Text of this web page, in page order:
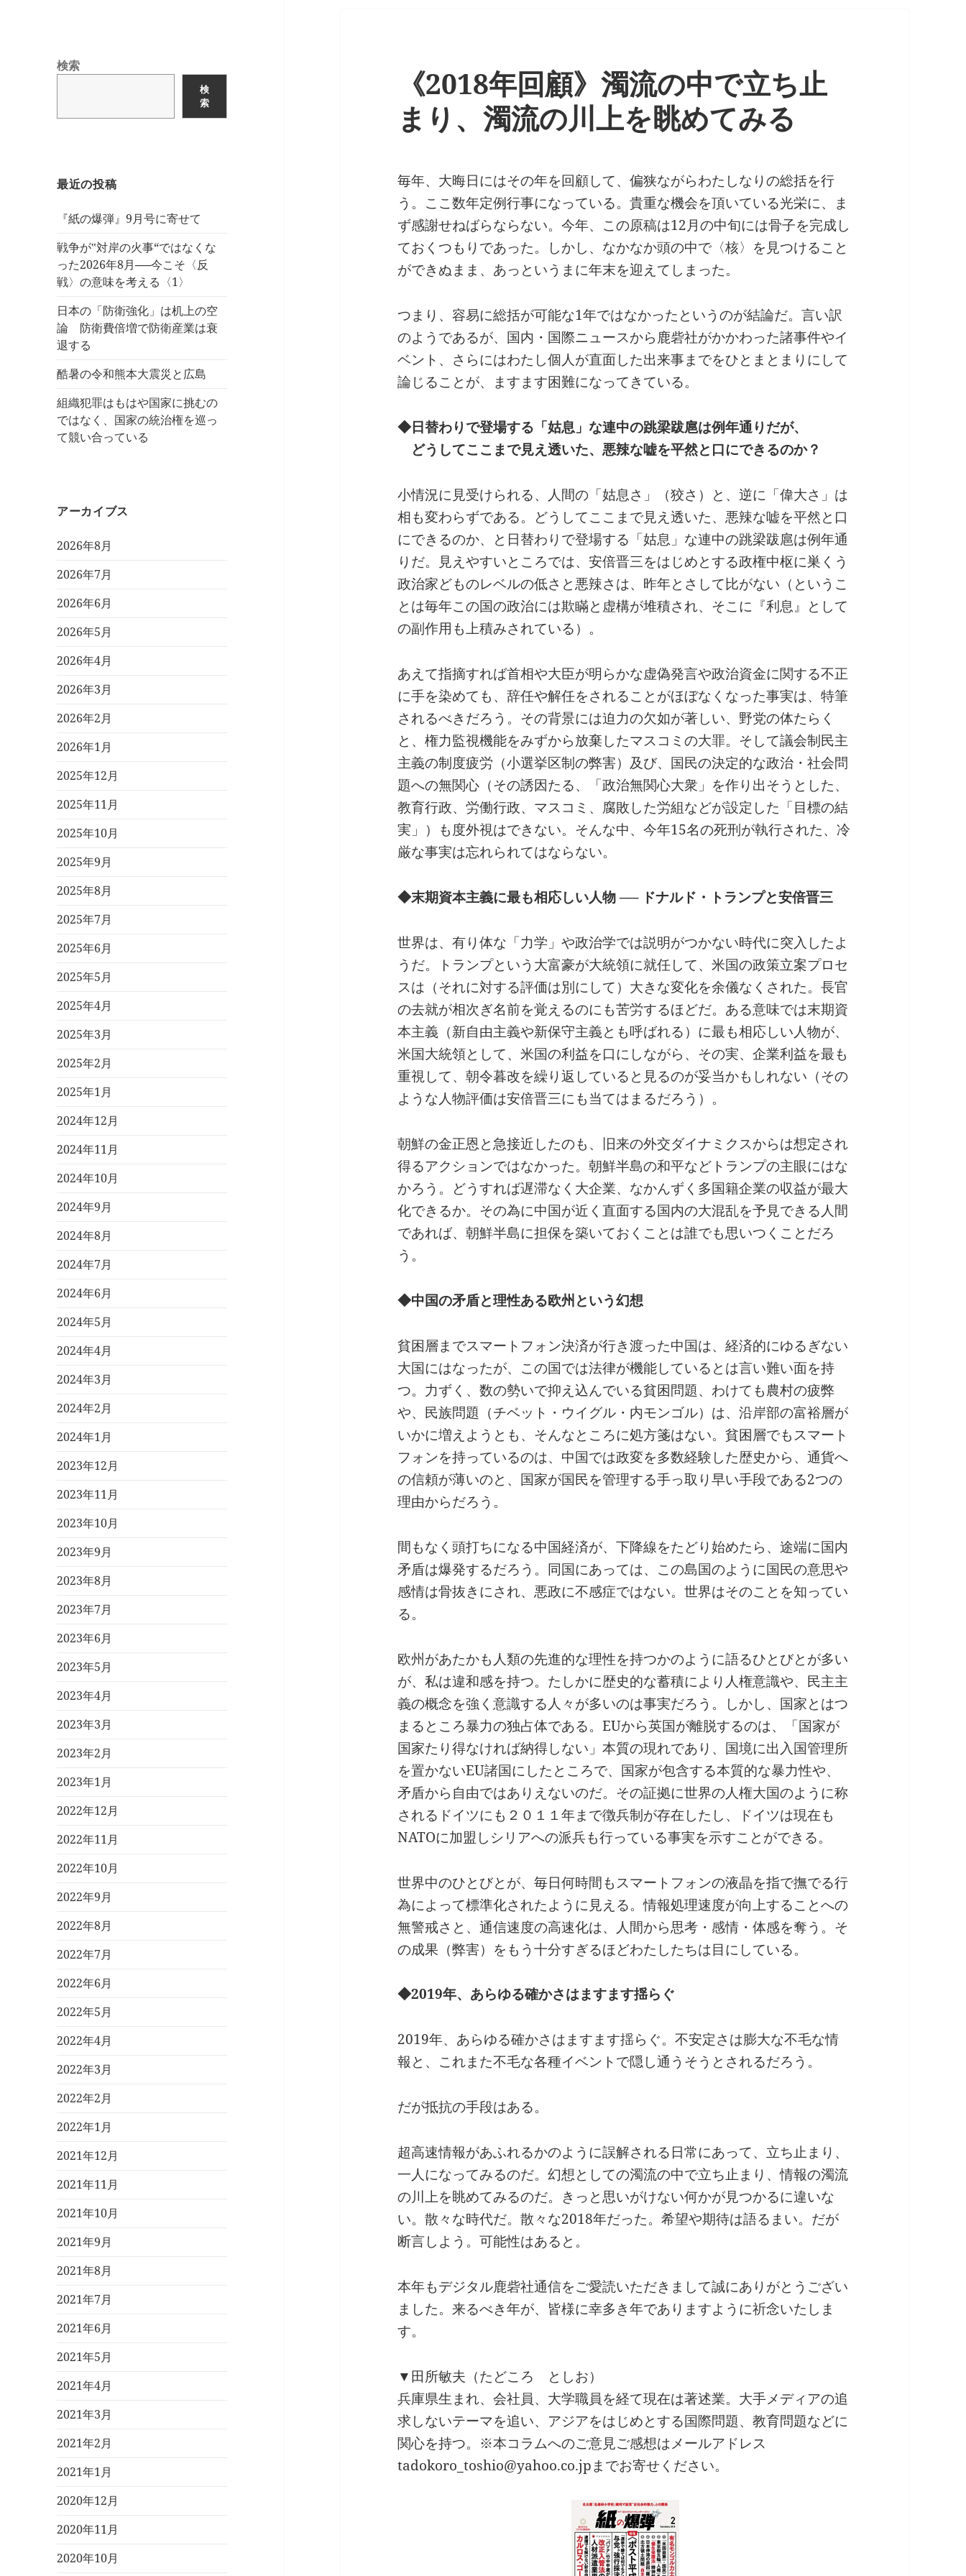
検索
検
索
最近の投稿
『紙の爆弾』9月号に寄せて
戦争が‟対岸の火事“ではなくな
った2026年8月──今こそ〈反
戦〉の意味を考える〈1〉
日本の「防衛強化」は机上の空
論 防衛費倍増で防衛産業は衰
退する
酷暑の令和熊本大震災と広島
組織犯罪はもはや国家に挑むの
ではなく、国家の統治権を巡っ
て競い合っている
アーカイブス
2026年8月
2026年7月
2026年6月
2026年5月
2026年4月
2026年3月
2026年2月
2026年1月
2025年12月
2025年11月
2025年10月
2025年9月
2025年8月
2025年7月
2025年6月
2025年5月
2025年4月
2025年3月
2025年2月
2025年1月
2024年12月
2024年11月
2024年10月
2024年9月
2024年8月
2024年7月
2024年6月
2024年5月
2024年4月
2024年3月
2024年2月
2024年1月
2023年12月
2023年11月
2023年10月
2023年9月
2023年8月
2023年7月
2023年6月
2023年5月
2023年4月
2023年3月
2023年2月
2023年1月
2022年12月
2022年11月
2022年10月
2022年9月
2022年8月
2022年7月
2022年6月
2022年5月
2022年4月
2022年3月
2022年2月
2022年1月
2021年12月
2021年11月
2021年10月
2021年9月
2021年8月
2021年7月
2021年6月
2021年5月
2021年4月
2021年3月
2021年2月
2021年1月
2020年12月
2020年11月
2020年10月
《2018年回顧》濁流の中で立ち止
まり、濁流の川上を眺めてみる
毎年、大晦日にはその年を回顧して、偏狭ながらわたしなりの総括を行
う。ここ数年定例行事になっている。貴重な機会を頂いている光栄に、ま
ず感謝せねばらならない。今年、この原稿は12月の中旬には骨子を完成し
ておくつもりであった。しかし、なかなか頭の中で〈核〉を見つけること
ができぬまま、あっというまに年末を迎えてしまった。
つまり、容易に総括が可能な1年ではなかったというのが結論だ。言い訳
のようであるが、国内・国際ニュースから鹿砦社がかかわった諸事件やイ
ベント、さらにはわたし個人が直面した出来事までをひとまとまりにして
論じることが、ますます困難になってきている。
◆日替わりで登場する「姑息」な連中の跳梁跋扈は例年通りだが、
どうしてここまで見え透いた、悪辣な嘘を平然と口にできるのか？
小情況に見受けられる、人間の「姑息さ」（狡さ）と、逆に「偉大さ」は
相も変わらずである。どうしてここまで見え透いた、悪辣な嘘を平然と口
にできるのか、と日替わりで登場する「姑息」な連中の跳梁跋扈は例年通
りだ。見えやすいところでは、安倍晋三をはじめとする政権中枢に巣くう
政治家どものレベルの低さと悪辣さは、昨年とさして比がない（というこ
とは毎年この国の政治には欺瞞と虚構が堆積され、そこに『利息』として
の副作用も上積みされている）。
あえて指摘すれば首相や大臣が明らかな虚偽発言や政治資金に関する不正
に手を染めても、辞任や解任をされることがほぼなくなった事実は、特筆
されるべきだろう。その背景には迫力の欠如が著しい、野党の体たらく
と、権力監視機能をみずから放棄したマスコミの大罪。そして議会制民主
主義の制度疲労（小選挙区制の弊害）及び、国民の決定的な政治・社会問
題への無関心（その誘因たる、「政治無関心大衆」を作り出そうとした、
教育行政、労働行政、マスコミ、腐敗した労組などが設定した「目標の結
実」）も度外視はできない。そんな中、今年15名の死刑が執行された、冷
厳な事実は忘れられてはならない。
◆末期資本主義に最も相応しい人物 ── ドナルド・トランプと安倍晋三
世界は、有り体な「力学」や政治学では説明がつかない時代に突入したよ
うだ。トランプという大富豪が大統領に就任して、米国の政策立案プロセ
スは（それに対する評価は別にして）大きな変化を余儀なくされた。長官
の去就が相次ぎ名前を覚えるのにも苦労するほどだ。ある意味では末期資
本主義（新自由主義や新保守主義とも呼ばれる）に最も相応しい人物が、
米国大統領として、米国の利益を口にしながら、その実、企業利益を最も
重視して、朝令暮改を繰り返していると見るのが妥当かもしれない（その
ような人物評価は安倍晋三にも当てはまるだろう）。
朝鮮の金正恩と急接近したのも、旧来の外交ダイナミクスからは想定され
得るアクションではなかった。朝鮮半島の和平などトランプの主眼にはな
かろう。どうすれば遅滞なく大企業、なかんずく多国籍企業の収益が最大
化できるか。その為に中国が近く直面する国内の大混乱を予見できる人間
であれば、朝鮮半島に担保を築いておくことは誰でも思いつくことだろ
う。
◆中国の矛盾と理性ある欧州という幻想
貧困層までスマートフォン決済が行き渡った中国は、経済的にゆるぎない
大国にはなったが、この国では法律が機能しているとは言い難い面を持
つ。力ずく、数の勢いで抑え込んでいる貧困問題、わけても農村の疲弊
や、民族問題（チベット・ウイグル・内モンゴル）は、沿岸部の富裕層が
いかに増えようとも、そんなところに処方箋はない。貧困層でもスマート
フォンを持っているのは、中国では政変を多数経験した歴史から、通貨へ
の信頼が薄いのと、国家が国民を管理する手っ取り早い手段である2つの
理由からだろう。
間もなく頭打ちになる中国経済が、下降線をたどり始めたら、途端に国内
矛盾は爆発するだろう。同国にあっては、この島国のように国民の意思や
感情は骨抜きにされ、悪政に不感症ではない。世界はそのことを知ってい
る。
欧州があたかも人類の先進的な理性を持つかのように語るひとびとが多い
が、私は違和感を持つ。たしかに歴史的な蓄積により人権意識や、民主主
義の概念を強く意識する人々が多いのは事実だろう。しかし、国家とはつ
まるところ暴力の独占体である。EUから英国が離脱するのは、「国家が
国家たり得なければ納得しない」本質の現れであり、国境に出入国管理所
を置かないEU諸国にしたところで、国家が包含する本質的な暴力性や、
矛盾から自由ではありえないのだ。その証拠に世界の人権大国のように称
されるドイツにも２０１１年まで徴兵制が存在したし、ドイツは現在も
NATOに加盟しシリアへの派兵も行っている事実を示すことができる。
世界中のひとびとが、毎日何時間もスマートフォンの液晶を指で撫でる行
為によって標準化されたように見える。情報処理速度が向上することへの
無警戒さと、通信速度の高速化は、人間から思考・感情・体感を奪う。そ
の成果（弊害）をもう十分すぎるほどわたしたちは目にしている。
◆2019年、あらゆる確かさはますます揺らぐ
2019年、あらゆる確かさはますます揺らぐ。不安定さは膨大な不毛な情
報と、これまた不毛な各種イベントで隠し通うそうとされるだろう。
だが抵抗の手段はある。
超高速情報があふれるかのように誤解される日常にあって、立ち止まり、
一人になってみるのだ。幻想としての濁流の中で立ち止まり、情報の濁流
の川上を眺めてみるのだ。きっと思いがけない何かが見つかるに違いな
い。散々な時代だ。散々な2018年だった。希望や期待は語るまい。だが
断言しよう。可能性はあると。
本年もデジタル鹿砦社通信をご愛読いただきまして誠にありがとうござい
ました。来るべき年が、皆様に幸多き年でありますように祈念いたしま
す。
▼田所敏夫（たどころ としお）
兵庫県生まれ、会社員、大学職員を経て現在は著述業。大手メディアの追
求しないテーマを追い、アジアをはじめとする国際問題、教育問題などに
関心を持つ。※本コラムへのご意見ご感想はメールアドレス
tadokoro_toshio@yahoo.co.jpまでお寄せください。